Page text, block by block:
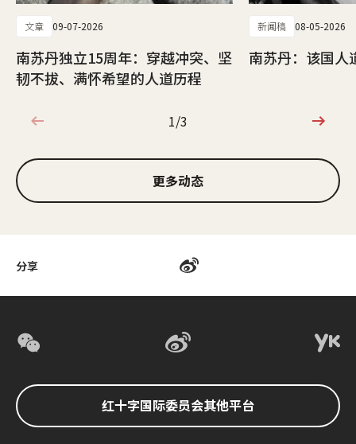
分享
文章 09-07-2026
南苏丹独立15周年：穿越冲突、坚
韧不拔、满怀希望的人道历程
新闻稿 08-05-2026
南苏丹：该国人
1/3
1/3
更多动态
红十字国际委员会其他平台